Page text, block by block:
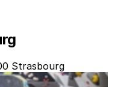
Strasbourg